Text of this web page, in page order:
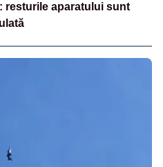
resturile aparatului sunt